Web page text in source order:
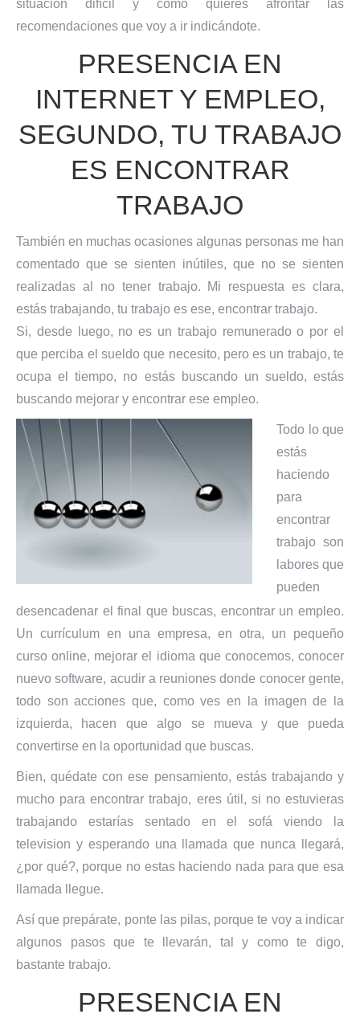
situacion difícil y como quieres afrontar las
recomendaciones que voy a ir indicándote.
PRESENCIA EN
INTERNET Y EMPLEO,
SEGUNDO, TU TRABAJO
ES ENCONTRAR
TRABAJO
También en muchas ocasiones algunas personas me han
comentado que se sienten inútiles, que no se sienten
realizadas al no tener trabajo. Mi respuesta es clara,
estás trabajando, tu trabajo es ese, encontrar trabajo.
Si, desde luego, no es un trabajo remunerado o por el
que perciba el sueldo que necesito, pero es un trabajo, te
ocupa el tiempo, no estás buscando un sueldo, estás
buscando mejorar y encontrar ese empleo.
Todo lo que
estás
haciendo
para
encontrar
trabajo son
labores que
pueden
desencadenar el final que buscas, encontrar un empleo.
Un currículum en una empresa, en otra, un pequeño
curso online, mejorar el idioma que conocemos, conocer
nuevo software, acudir a reuniones donde conocer gente,
todo son acciones que, como ves en la imagen de la
izquierda, hacen que algo se mueva y que pueda
convertirse en la oportunidad que buscas.
Bien, quédate con ese pensamiento, estás trabajando y
mucho para encontrar trabajo, eres útil, si no estuvieras
trabajando estarías sentado en el sofá viendo la
television y esperando una llamada que nunca llegará,
¿por qué?, porque no estas haciendo nada para que esa
llamada llegue.
Así que prepárate, ponte las pilas, porque te voy a indicar
algunos pasos que te llevarán, tal y como te digo,
bastante trabajo.
PRESENCIA EN